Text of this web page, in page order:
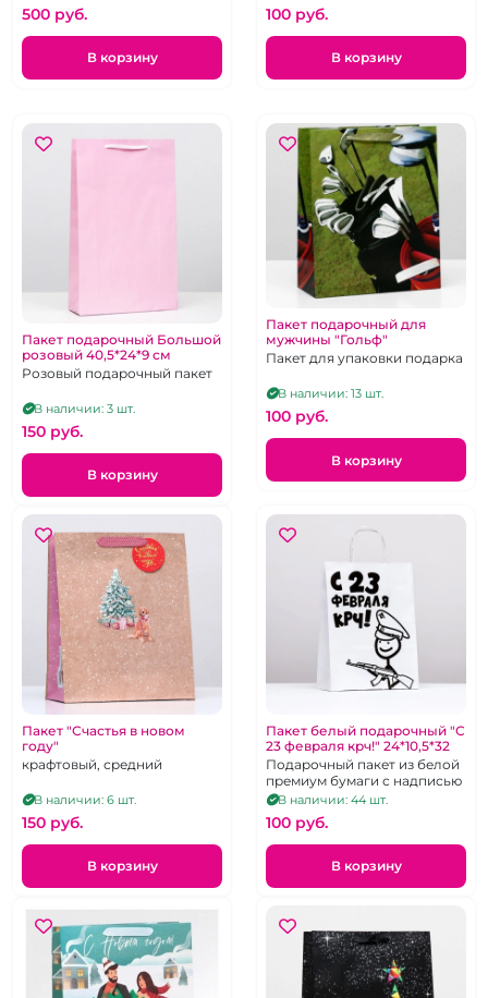
500 pуб.
В корзину
100 pуб.
В корзину
Пакет подарочный Большой
розовый 40,5*24*9 см
Розовый подарочный пакет
В наличии: 3 шт.
150 pуб.
В корзину
Пакет подарочный для
мужчины "Гольф"
Пакет для упаковки подарка
В наличии: 13 шт.
100 pуб.
В корзину
Пакет "Счастья в новом
году"
крафтовый, средний
В наличии: 6 шт.
150 pуб.
В корзину
Пакет белый подарочный "С
23 февраля крч!" 24*10,5*32
Подарочный пакет из белой
премиум бумаги с надписью
В наличии: 44 шт.
100 pуб.
В корзину